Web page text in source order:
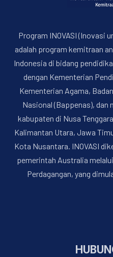
Program INOVASI (Inovasi
adalah program kemitraan
Indonesia di bidang
dengan Kementerian
Kementerian Agama,
Nasional (Bappenas),
kabupaten di Nusa
Kalimantan Utara, Jawa
Kota Nusantara. INOVASI
pemerintah Australia
Perdagangan, yang
PREVIOUS